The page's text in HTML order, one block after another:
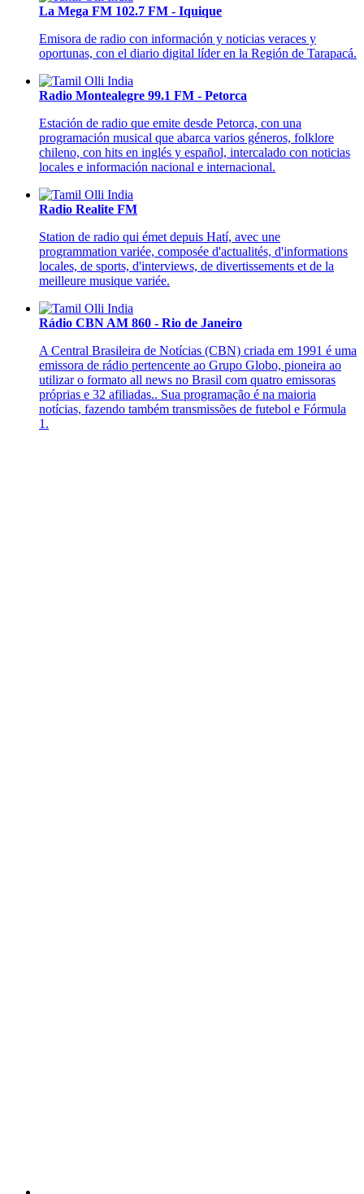
La Mega FM 102.7 FM - Iquique
Emisora de radio con información y noticias veraces y
oportunas, con el diario digital líder en la Región de Tarapacá.
Radio Montealegre 99.1 FM - Petorca
Estación de radio que emite desde Petorca, con una
programación musical que abarca varios géneros, folklore
chileno, con hits en inglés y español, intercalado con noticias
locales e información nacional e internacional.
Radio Realite FM
Station de radio qui émet depuis Hatí, avec une
programmation variée, composée d'actualités, d'informations
locales, de sports, d'interviews, de divertissements et de la
meilleure musique variée.
Rádio CBN AM 860 - Rio de Janeiro
A Central Brasileira de Notícias (CBN) criada em 1991 é uma
emissora de rádio pertencente ao Grupo Globo, pioneira ao
utilizar o formato all news no Brasil com quatro emissoras
próprias e 32 afiliadas.. Sua programação é na maioria
notícias, fazendo também transmissões de futebol e Fórmula
1.